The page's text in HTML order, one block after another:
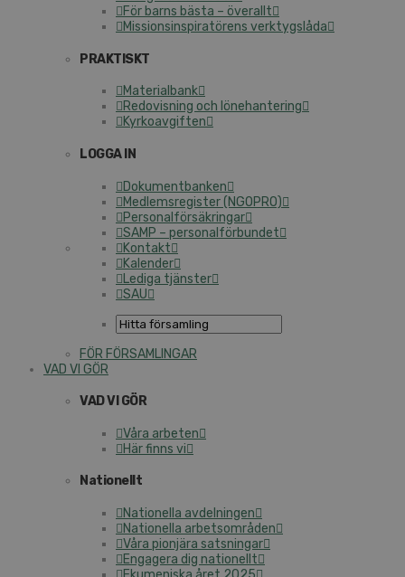
För barns bästa – överallt
Missionsinspiratörens verktygslåda
PRAKTISKT
Materialbank
Redovisning och lönehantering
Kyrkoavgiften
LOGGA IN
Dokumentbanken
Medlemsregister (NGOPRO)
Personalförsäkringar
SAMP – personalförbundet
Kontakt
Kalender
Lediga tjänster
SAU
FÖR FÖRSAMLINGAR
VAD VI GÖR
VAD VI GÖR
Våra arbeten
Här finns vi
Nationellt
Nationella avdelningen
Nationella arbetsområden
Våra pionjära satsningar
Engagera dig nationellt